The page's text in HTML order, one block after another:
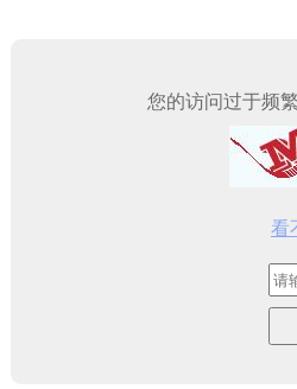
您的访问过于频
看